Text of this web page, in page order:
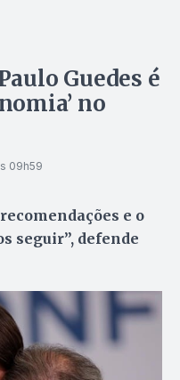
Guedes é
no
09h59
e o
seguir”, defende